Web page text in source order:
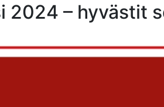
2024 – hyvästit